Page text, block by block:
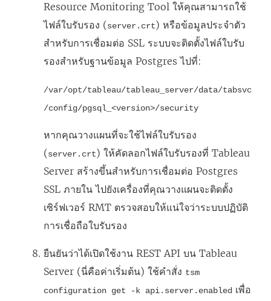
Resource Monitoring Tool ให้คุณสามารถใช้
ไฟล์ใบรับรอง (server.crt) หรือข้อมูลประจำตัว
สำหรับการเชื่อมต่อ SSL ระบบจะติดตั้งไฟล์ใบรับ
รองสำหรับฐานข้อมูล Postgres ไปที่:
/var/opt/tableau/tableau_server/data/tabsvc
/config/pgsql_<version>/security
หากคุณวางแผนที่จะใช้ไฟล์ใบรับรอง
(server.crt) ให้คัดลอกไฟล์ใบรับรองที่ Tableau
Server สร้างขึ้นสำหรับการเชื่อมต่อ Postgres
SSL ภายใน ไปยังเครื่องที่คุณวางแผนจะติดตั้ง
เซิร์ฟเวอร์ RMT ตรวจสอบให้แน่ใจว่าระบบปฏิบัติ
การเชื่อถือใบรับรอง
ยืนยันว่าได้เปิดใช้งาน REST API บน Tableau
Server (นี่คือค่าเริ่มต้น) ใช้คำสั่ง tsm
configuration get -k api.server.enabled เพื่อ